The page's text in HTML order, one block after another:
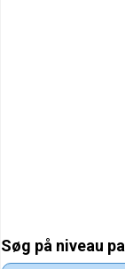
Søg på niveau